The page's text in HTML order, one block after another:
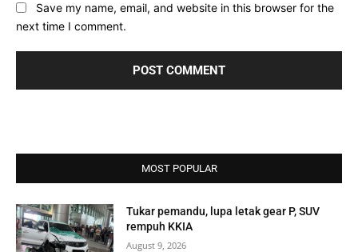
Save my name, email, and website in this browser for the
next time I comment.
MOST POPULAR
Tukar pemandu, lupa letak gear P, SUV
rempuh KKIA
August 9, 2026